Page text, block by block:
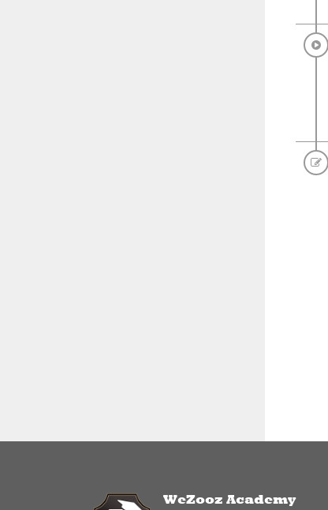
WeZooz Academy